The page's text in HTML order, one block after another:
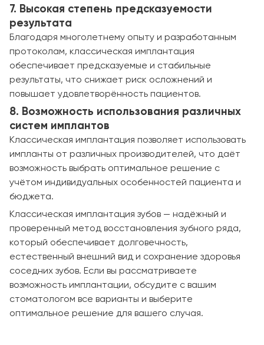
7. Высокая степень предсказуемости
результата
Благодаря многолетнему опыту и разработанным
протоколам, классическая имплантация
обеспечивает предсказуемые и стабильные
результаты, что снижает риск осложнений и
повышает удовлетворённость пациентов.
8. Возможность использования различных
систем имплантов
Классическая имплантация позволяет использовать
импланты от различных производителей, что даёт
возможность выбрать оптимальное решение с
учётом индивидуальных особенностей пациента и
бюджета.
Классическая имплантация зубов — надёжный и
проверенный метод восстановления зубного ряда,
который обеспечивает долговечность,
естественный внешний вид и сохранение здоровья
соседних зубов. Если вы рассматриваете
возможность имплантации, обсудите с вашим
стоматологом все варианты и выберите
оптимальное решение для вашего случая.